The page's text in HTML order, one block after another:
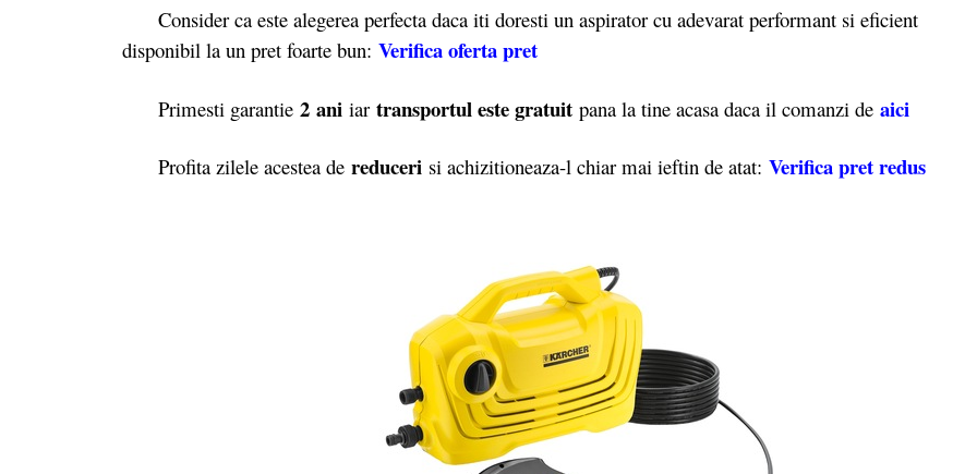
Consider ca este alegerea perfecta daca iti doresti un aspirator cu adevarat performant si eficient
disponibil la un pret foarte bun: Verifica oferta pret
Primesti garantie 2 ani iar transportul este gratuit pana la tine acasa daca il comanzi de aici
Profita zilele acestea de reduceri si achizitioneaza-l chiar mai ieftin de atat: Verifica pret redus